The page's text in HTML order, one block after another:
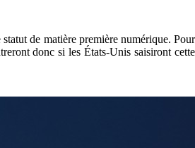
de matière première numérique.
donc si les États-Unis saisiront